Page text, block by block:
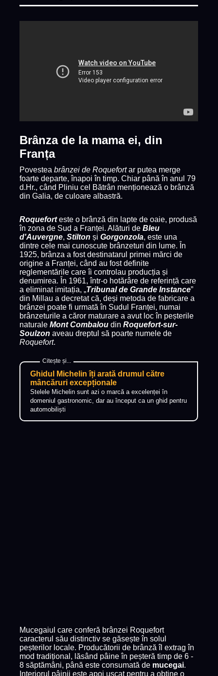
Brânza de la mama ei, din
Franța
Povestea brânzei de Roquefortar putea merge
foarte departe, înapoi în timp. Chiar până în anul 79
d.Hr., când Pliniu cel Bătrân menționează o brânză
din Galia, de culoare albastră.
Roqueforteste o brânză din lapte de oaie, produsă
în zona de Sud a Franței. Alături de Bleu
d'Auvergne, Stilton și Gorgonzola, este una
dintre cele mai cunoscute brânzeturi din lume. În
1925, brânza a fost destinatarul primei mărci de
origine a Franței, când au fost definite
reglementările care îi controlau producția și
denumirea. În 1961, într-o hotărâre de referință care
a eliminat imitația, „Tribunal de Grande Instance”
din Millau a decretat că, deși metoda de fabricare a
brânzei poate fi urmată în Sudul Franței, numai
brânzeturile a căror maturare a avut loc în peșterile
naturale Mont Combalou din Roquefort-sur-
Soulzon aveau dreptul să poarte numele de
Roquefort.
Ghidul Michelin îți arată drumul către
mâncăruri excepționale
Stelele Michelin sunt azi o marcă a excelenței în
domeniul gastronomic, dar au început ca un ghid pentru
automobiliști
Mucegaiul care conferă brânzei Roquefort
caracterul său distinctiv se găsește în solul
peșterilor locale. Producătorii de brânză îl extrag în
mod tradițional, lăsând pâine în peșteră timp de 6 -
8 săptămâni, până este consumată de mucegai.
Interiorul pâinii este apoi uscat pentru a obține o